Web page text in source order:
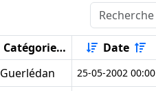
Date
Guerlédan 25-05-2002 00:00